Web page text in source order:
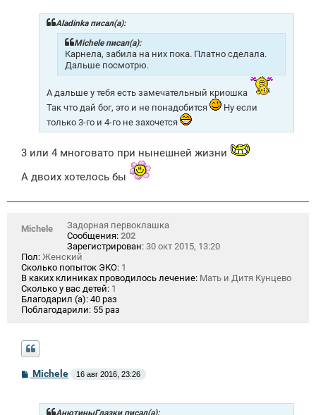
Aladinka писал(а):
Michele писал(а):
Карнела, забила на них пока. Платно сделала.
Дальше посмотрю.
А дальше у тебя есть замечательный криошка
Так что дай бог, это и не понадобится
Ну если
только 3-го и 4-го не захочется
3 или 4 многовато при нынешней жизни
А двоих хотелось бы
Michele
Задорная первоклашка
Сообщения: 202
Зарегистрирован: 30 окт 2015, 13:20
Пол: Женский
Сколько попыток ЭКО: 1
В каких клиниках проводилось лечение: Мать и Дитя Кунцево
Сколько у вас детей: 1
Благодарил (а): 40 раз
Поблагодарили: 55 раз
С
о
Michele 16 авг 2016, 23:26
АнютиныГлазки писал(а):